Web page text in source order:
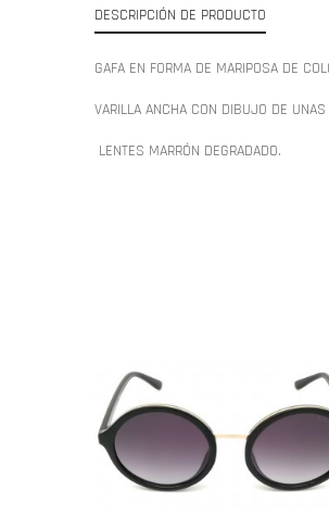
DESCRIPCIÓN DE PRODUCTO
GAFA EN FORMA DE MARIPOSA DE
VARILLA ANCHA CON DIBUJO DE
LENTES MARRÓN DEGRADADO.